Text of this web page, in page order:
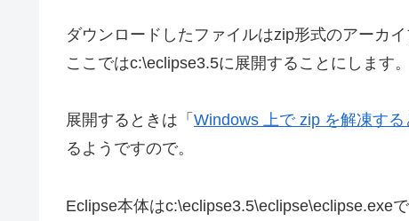
ダウンロードしたファイルはzip形式のアーカ
ここではc:\eclipse3.5に展開することにします。
展開するときは「 Windows 上で zip を解凍す
るようですので。
Eclipse本体はc:\eclipse3.5\eclipse\eclipse.exe